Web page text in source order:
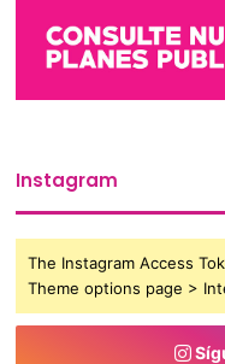
Instagram
The Instagram Access
Theme options page >